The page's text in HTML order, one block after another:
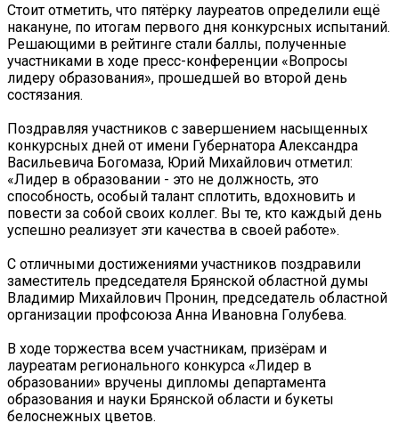
Стоит отметить, что пятёрку лауреатов определили ещё
накануне, по итогам первого дня конкурсных испытаний.
Решающими в рейтинге стали баллы, полученные
участниками в ходе пресс-конференции «Вопросы
лидеру образования», прошедшей во второй день
состязания.
Поздравляя участников с завершением насыщенных
конкурсных дней от имени Губернатора Александра
Васильевича Богомаза, Юрий Михайлович отметил:
«Лидер в образовании - это не должность, это
способность, особый талант сплотить, вдохновить и
повести за собой своих коллег. Вы те, кто каждый день
успешно реализует эти качества в своей работе».
С отличными достижениями участников поздравили
заместитель председателя Брянской областной думы
Владимир Михайлович Пронин, председатель областной
организации профсоюза Анна Ивановна Голубева.
В ходе торжества всем участникам, призёрам и
лауреатам регионального конкурса «Лидер в
образовании» вручены дипломы департамента
образования и науки Брянской области и букеты
белоснежных цветов.